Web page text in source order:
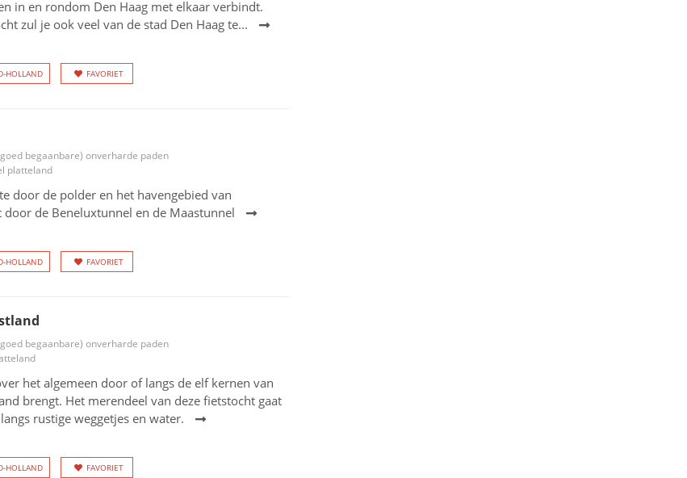
in en rondom Den Haag met elkaar verbindt.
zul je ook veel van de stad Den Haag te...
HOLLAND FAVORIET
begaanbare) onverharde paden
platteland
door de polder en het havengebied van
door de Beneluxtunnel en de Maastunnel
HOLLAND FAVORIET
begaanbare) onverharde paden
het algemeen door of langs de elf kernen van
brengt. Het merendeel van deze fietstocht gaat
rustige weggetjes en water.
HOLLAND FAVORIET